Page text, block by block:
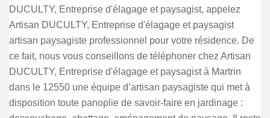
DUCULTY, Entreprise d'élagage et paysagist, appelez
Artisan DUCULTY, Entreprise d'élagage et paysagist
artisan paysagiste professionnel pour votre résidence. De
ce fait, nous vous conseillons de téléphoner chez Artisan
DUCULTY, Entreprise d'élagage et paysagist à Martrin
dans le 12550 une équipe d’artisan paysagiste qui met à
disposition toute panoplie de savoir-faire en jardinage :